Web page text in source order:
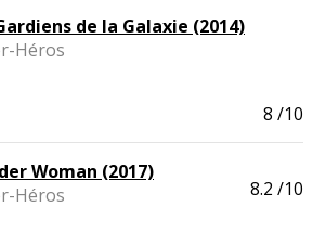
de la Galaxie (2014)
Héros
8 /10
Woman (2017)
Héros
8.2 /10